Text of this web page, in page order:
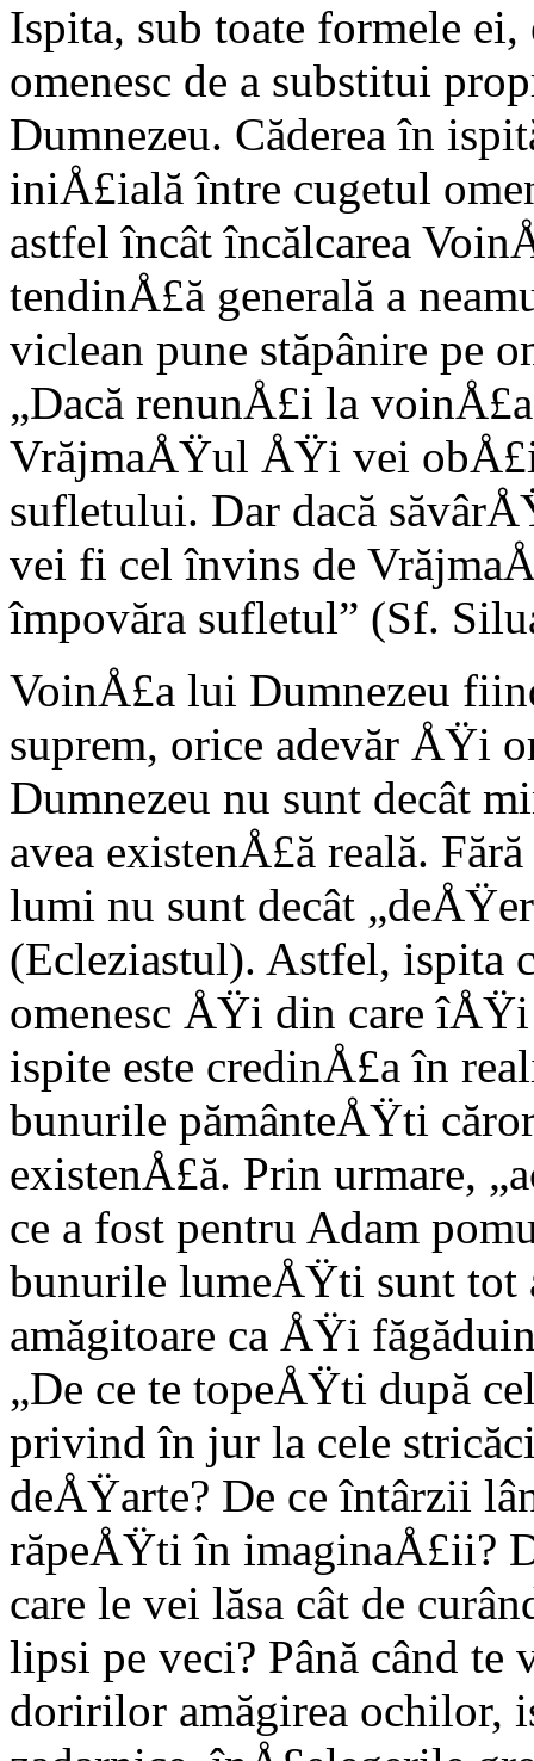
Ispita, sub toate formele
omenesc de a substitui
Dumnezeu. Căderea în
iniÅ£ială între cugetul
astfel încât încălcarea
tendinÅ£ă generală a
viclean pune stăpânire pe
„Dacă renunÅ£i la
VrăjmaÅŸul ÅŸi vei
sufletului. Dar dacă
vei fi cel învins de
împovăra sufletul” (Sf.
VoinÅ£a lui Dumnezeu
suprem, orice adevăr ÅŸi
Dumnezeu nu sunt decât
avea existenÅ£ă reală.
lumi nu sunt decât
(Ecleziastul). Astfel, ispita
omenesc ÅŸi din care
ispite este credinÅ£a în
bunurile pământeÅŸti
existenÅ£ă. Prin urmare,
ce a fost pentru Adam
bunurile lumeÅŸti sunt
amăgitoare ca ÅŸi
„De ce te topeÅŸti după
privind în jur la cele
deÅŸarte? De ce întârzii
răpeÅŸti în imaginaÅ£ii?
care le vei lăsa cât de
lipsi pe veci? Până când
doririlor amăgirea ochilor,